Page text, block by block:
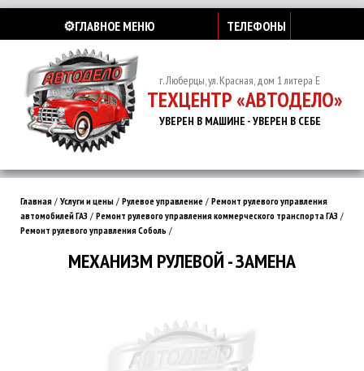
⚙️ГЛАВНОЕ МЕНЮ ТЕЛЕФОНЫ
г. Люберцы, ул. Красная, дом 1 литера Е
ТЕХЦЕНТР «АВТОДЕЛО»
УВЕРЕН В МАШИНЕ - УВЕРЕН В СЕБЕ
Главная / Услуги и цены / Рулевое управление / Ремонт рулевого управления
автомобилей ГАЗ / Ремонт рулевого управления коммерческого транспорта ГАЗ /
Ремонт рулевого управления Соболь /
МЕХАНИЗМ РУЛЕВОЙ - ЗАМЕНА